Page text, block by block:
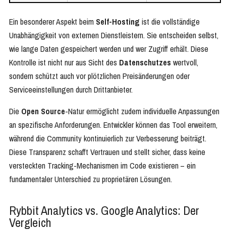
Ein besonderer Aspekt beim Self-Hosting ist die vollständige
Unabhängigkeit von externen Dienstleistern. Sie entscheiden selbst,
wie lange Daten gespeichert werden und wer Zugriff erhält. Diese
Kontrolle ist nicht nur aus Sicht des Datenschutzes wertvoll,
sondern schützt auch vor plötzlichen Preisänderungen oder
Serviceeinstellungen durch Drittanbieter.
Die Open Source-Natur ermöglicht zudem individuelle Anpassungen
an spezifische Anforderungen. Entwickler können das Tool erweitern,
während die Community kontinuierlich zur Verbesserung beiträgt.
Diese Transparenz schafft Vertrauen und stellt sicher, dass keine
versteckten Tracking-Mechanismen im Code existieren – ein
fundamentaler Unterschied zu proprietären Lösungen.
Rybbit Analytics vs. Google Analytics: Der
Vergleich